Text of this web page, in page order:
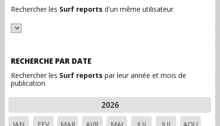
Rechercher les Surf reports d'un même utilisateur.
RECHERCHE PAR DATE
Rechercher les Surf reports par leur année et mois de
publication.
2026